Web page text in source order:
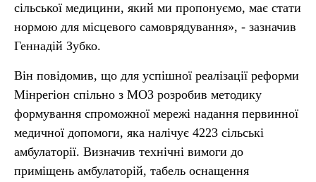
сільської медицини, який ми пропонуємо, має стати
нормою для місцевого самоврядування», - зазначив
Геннадій Зубко.
Він повідомив, що для успішної реалізації реформи
Мінрегіон спільно з МОЗ розробив методику
формування спроможної мережі надання первинної
медичної допомоги, яка налічує 4223 сільські
амбулаторії. Визначив технічні вимоги до
приміщень амбулаторій, табель оснащення